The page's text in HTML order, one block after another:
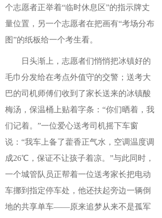
个志愿者正举着“临时休息区”的指示牌丈
量位置，另一个志愿者在把画有“考场分布
图”的纸板给一个考生看。
日头渐上，志愿者们悄悄把冰镇好的
毛巾分发给在考点外值守的交警；送考大
巴的司机师傅们收到了家长送来的冰镇酸
梅汤，保温桶上贴着字条：“你们晒着，我
们记着。”一位爱心送考司机摇下车窗
说：“我车上备了藿香正气水，空调温度调
成26℃，保证不让孩子着凉。”与此同时，
一个城管队员正帮着一位送考家长把电动
车挪到指定停车处，他还扶起旁边一辆倒
地的共享单车——原来追梦从来不是孤军